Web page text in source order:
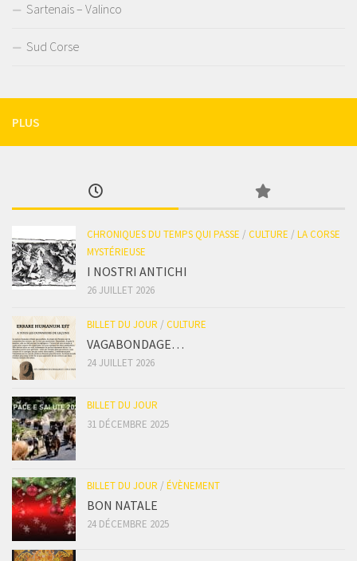
Sartenais – Valinco
Sud Corse
PLUS
CHRONIQUES DU TEMPS QUI PASSE / CULTURE / LA CORSE
MYSTÉRIEUSE
I NOSTRI ANTICHI
26 JUILLET 2026
BILLET DU JOUR / CULTURE
VAGABONDAGE…
24 JUILLET 2026
BILLET DU JOUR
31 DÉCEMBRE 2025
BILLET DU JOUR / ÉVÈNEMENT
BON NATALE
24 DÉCEMBRE 2025